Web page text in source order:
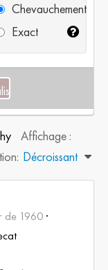
Chevauchement
Exact
Affichage :
Décroissant
de 1960